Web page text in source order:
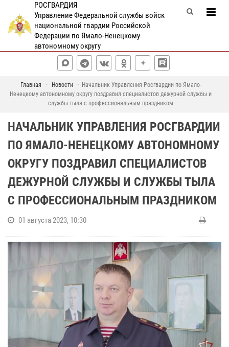
РОСГВАРДИЯ
Управление Федеральной службы войск
национальной гвардии Российской
Федерации по Ямало-Ненецкому
автономному округу
Главная Новости
Начальник Управления Росгвардии по Ямало-
Ненецкому автономному округу поздравил специалистов дежурной службы и
службы тыла с профессиональным праздником
НАЧАЛЬНИК УПРАВЛЕНИЯ РОСГВАРДИИ
ПО ЯМАЛО-НЕНЕЦКОМУ АВТОНОМНОМУ
ОКРУГУ ПОЗДРАВИЛ СПЕЦИАЛИСТОВ
ДЕЖУРНОЙ СЛУЖБЫ И СЛУЖБЫ ТЫЛА
С ПРОФЕССИОНАЛЬНЫМ ПРАЗДНИКОМ
01 августа 2023, 10:30